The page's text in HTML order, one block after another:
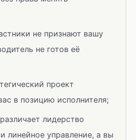
не признают вашу
не готов её
проект
в позицию исполнителя;
лидерство
линейное управление, а вы